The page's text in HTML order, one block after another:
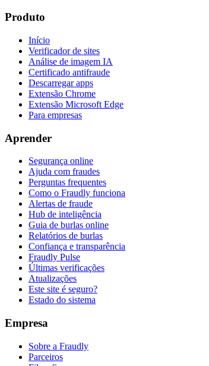
Produto
Início
Verificador de sites
Análise de imagem IA
Certificado antifraude
Descarregar apps
Extensão Chrome
Extensão Microsoft Edge
Para empresas
Aprender
Segurança online
Ajuda com fraudes
Perguntas frequentes
Como o Fraudly funciona
Alertas de fraude
Hub de inteligência
Guia de burlas online
Relatórios de burlas
Confiança e transparência
Fraudly Pulse
Últimas verificações
Atualizações
Este site é seguro?
Estado do sistema
Empresa
Sobre a Fraudly
Parceiros